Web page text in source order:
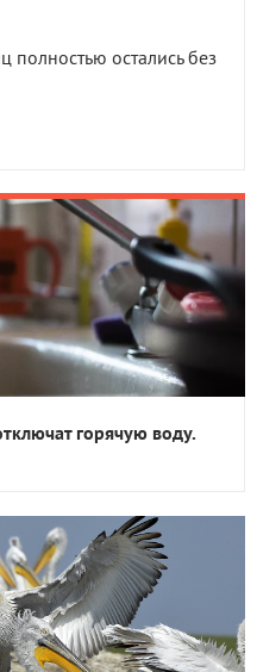
полностью остались без
горячую воду.